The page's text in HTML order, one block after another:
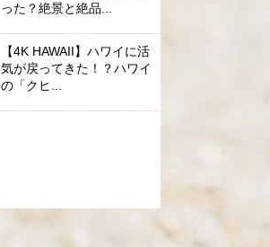
った？絶景と絶品...
【4K HAWAII】ハワイに活
気が戻ってきた！？ハワイ
の「クヒ...